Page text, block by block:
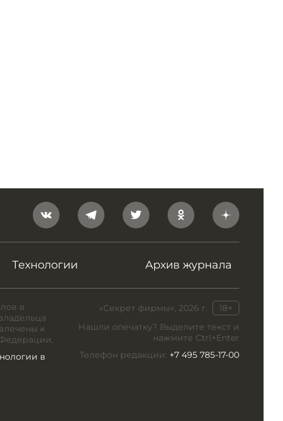
Технологии Архив журнала
«Секрет фирмы», 2026 г.
18+
Нашли опечатку? Выделите текст и
нажмите Ctrl+Enter
Телефон редакции: +7 495 785-17-00
в
к
Федерации.
в